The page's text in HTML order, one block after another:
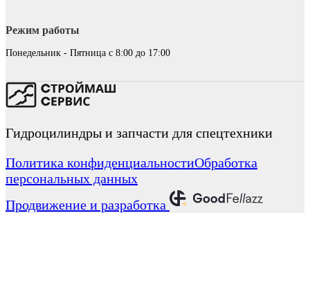
Режим работы
Понедельник - Пятница с 8:00 до 17:00
Гидроцилиндры и запчасти для спецтехники
Политика конфиденциальностиОбработка
персональных данных
Продвижение и разработка